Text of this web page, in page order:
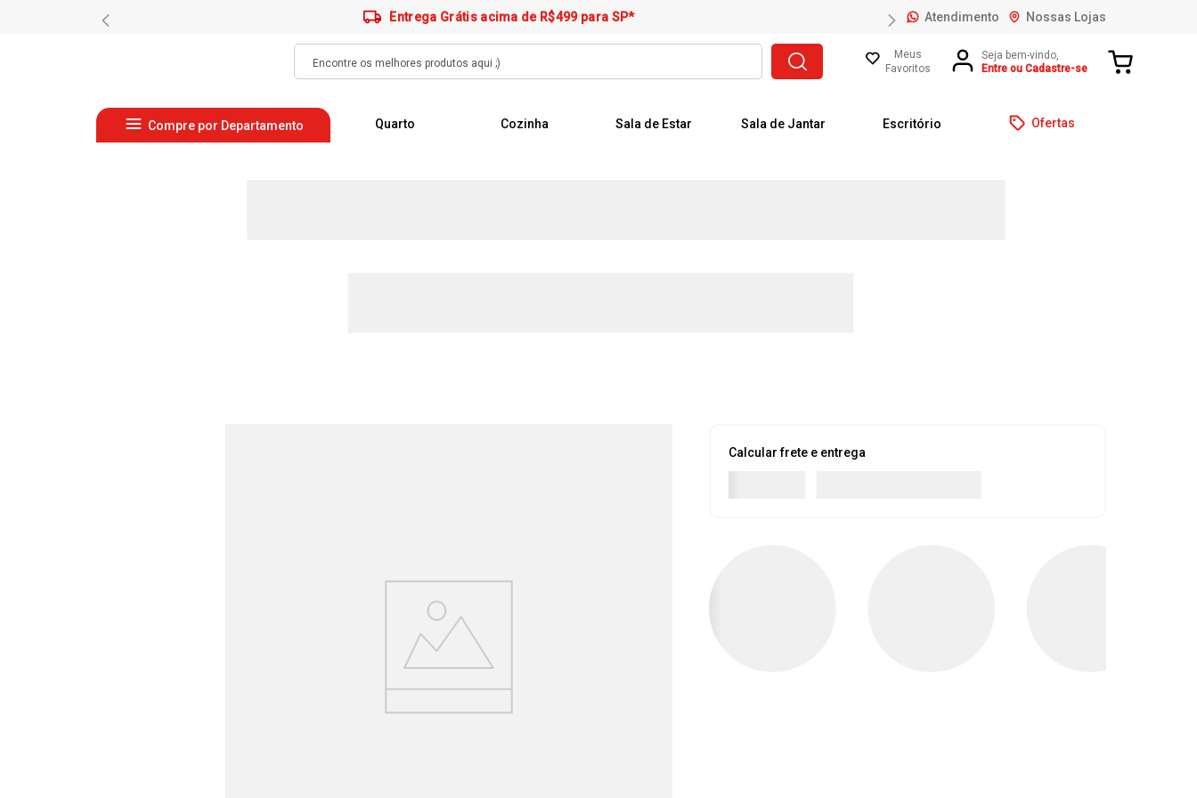
Entrega Grátis acima de R$499 para SP* Atendimento Nossas Lojas
Meus
Favoritos
Entre ou Cadastre-se
Compre por Departamento Quarto Cozinha Sala de Estar Sala de Jantar Escritório Ofertas
Calcular frete e entrega